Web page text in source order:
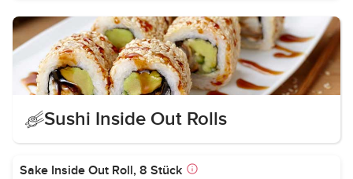
Sushi Inside Out Rolls
Sake Inside Out Roll, 8 Stück